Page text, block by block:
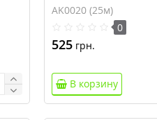
AK0020 (25м)
0
525грн.
В корзину